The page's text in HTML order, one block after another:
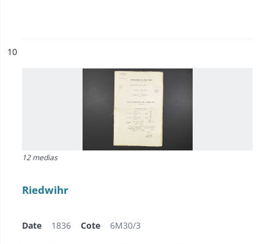
n°
10
12 medias
Riedwihr
Date 1836 Cote 6M30/3